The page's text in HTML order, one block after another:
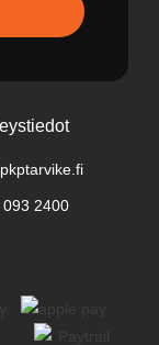
093 2400